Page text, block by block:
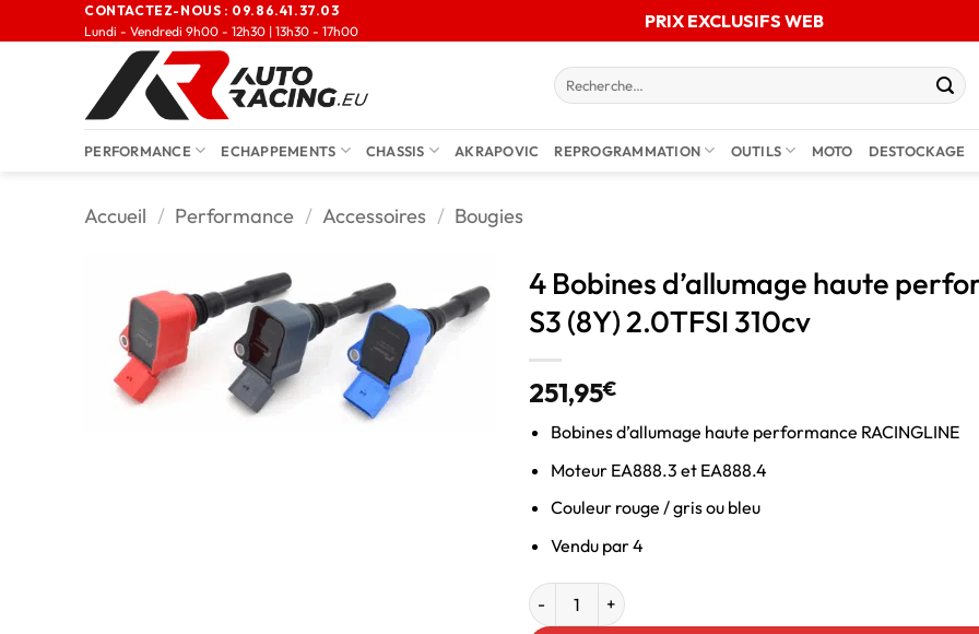
CONTACTEZ-NOUS : 09.86.41.37.03
Lundi - Vendredi 9h00 - 12h30 | 13h30 - 17h00
PRIX EXCLUSIFS WEB
PERFORMANCE ECHAPPEMENTS CHASSIS AKRAPOVIC REPROGRAMMATION OUTILS MOTO DESTOCKAGE
Accueil / Performance / Accessoires / Bougies
4 Bobines d’allumage haute
S3 (8Y) 2.0TFSI 310cv
251,95€
Bobines d’allumage haute performance RACINGLINE
Moteur EA888.3 et EA888.4
Couleur rouge / gris ou bleu
Vendu par 4